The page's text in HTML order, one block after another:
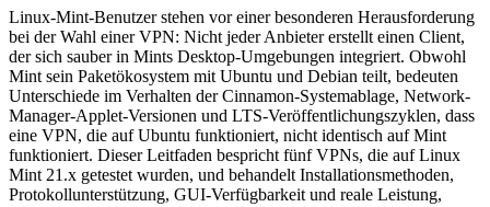
Linux-Mint-Benutzer stehen vor einer besonderen Herausforderung
bei der Wahl einer VPN: Nicht jeder Anbieter erstellt einen Client,
der sich sauber in Mints Desktop-Umgebungen integriert. Obwohl
Mint sein Paketökosystem mit Ubuntu und Debian teilt, bedeuten
Unterschiede im Verhalten der Cinnamon-Systemablage, Network-
Manager-Applet-Versionen und LTS-Veröffentlichungszyklen, dass
eine VPN, die auf Ubuntu funktioniert, nicht identisch auf Mint
funktioniert. Dieser Leitfaden bespricht fünf VPNs, die auf Linux
Mint 21.x getestet wurden, und behandelt Installationsmethoden,
Protokollunterstützung, GUI-Verfügbarkeit und reale Leistung,